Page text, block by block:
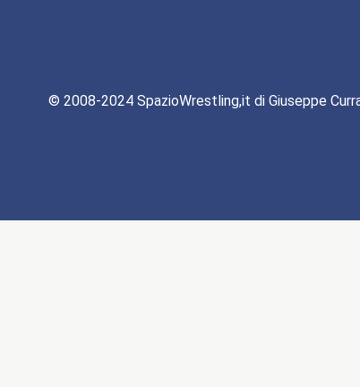
© 2008-2024 SpazioWrestling,it di Giuseppe